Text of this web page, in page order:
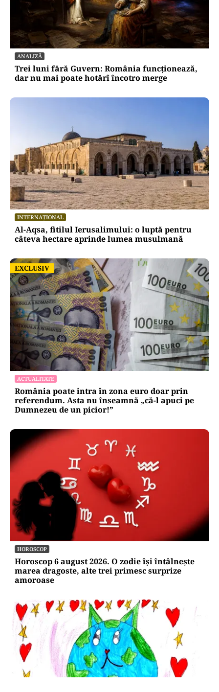
ANALIZĂ
Trei luni fără Guvern: România funcționează,
dar nu mai poate hotărî încotro merge
INTERNAȚIONAL
Al-Aqsa, fitilul Ierusalimului: o luptă pentru
câteva hectare aprinde lumea musulmană
EXCLUSIV
EXCLUSIV
ACTUALITATE
România poate intra în zona euro doar prin
referendum. Asta nu înseamnă „că-l apuci pe
Dumnezeu de un picior!”
HOROSCOP
Horoscop 6 august 2026. O zodie își întâlnește
marea dragoste, alte trei primesc surprize
amoroase